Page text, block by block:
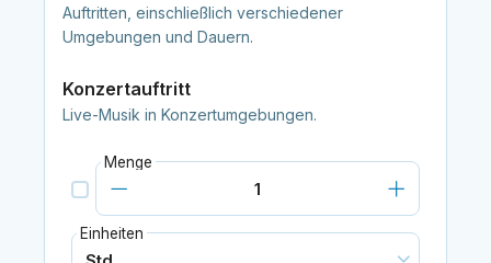
Auftritten, einschließlich verschiedener
Umgebungen und Dauern.
Konzertauftritt
Live-Musik in Konzertumgebungen.
Menge
Einheiten